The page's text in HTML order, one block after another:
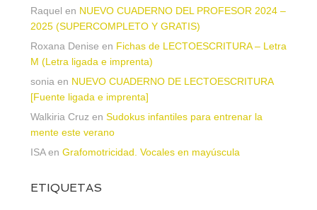
Raquel en NUEVO CUADERNO DEL PROFESOR 2024 –
2025 (SUPERCOMPLETO Y GRATIS)
Roxana Denise en Fichas de LECTOESCRITURA – Letra
M (Letra ligada e imprenta)
soniaen NUEVO CUADERNO DE LECTOESCRITURA
[Fuente ligada e imprenta]
Walkiria Cruzen Sudokus infantiles para entrenar la
mente este verano
ISAen Grafomotricidad. Vocales en mayúscula
ETIQUETAS